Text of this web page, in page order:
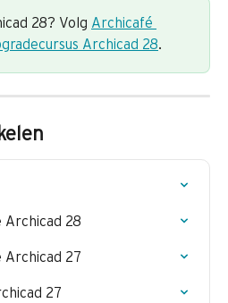
28? Volg Archicafé
Archicad 28.
28
27
27